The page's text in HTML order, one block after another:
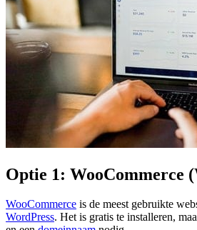
Optie 1: WooCommerce
WooCommerce is de meest gebruikte
WordPress. Het is gratis te installeren,